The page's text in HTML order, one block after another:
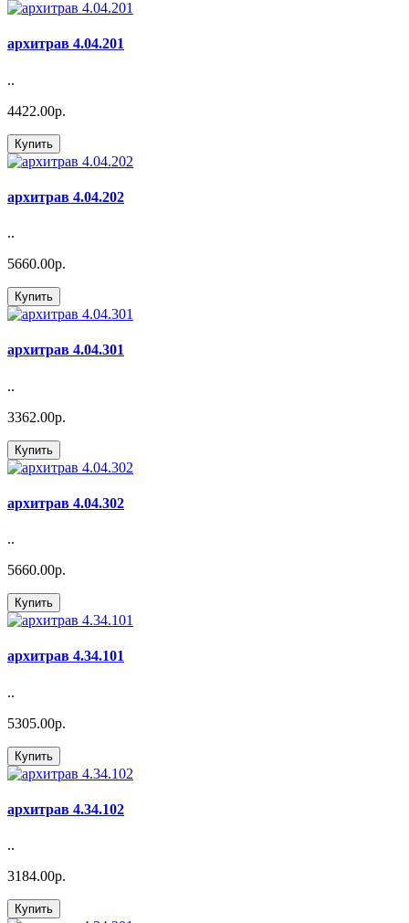
архитрав 4.04.201
..
4422.00р.
Купить
архитрав 4.04.202
..
5660.00р.
Купить
архитрав 4.04.301
..
3362.00р.
Купить
архитрав 4.04.302
..
5660.00р.
Купить
архитрав 4.34.101
..
5305.00р.
Купить
архитрав 4.34.102
..
3184.00р.
Купить